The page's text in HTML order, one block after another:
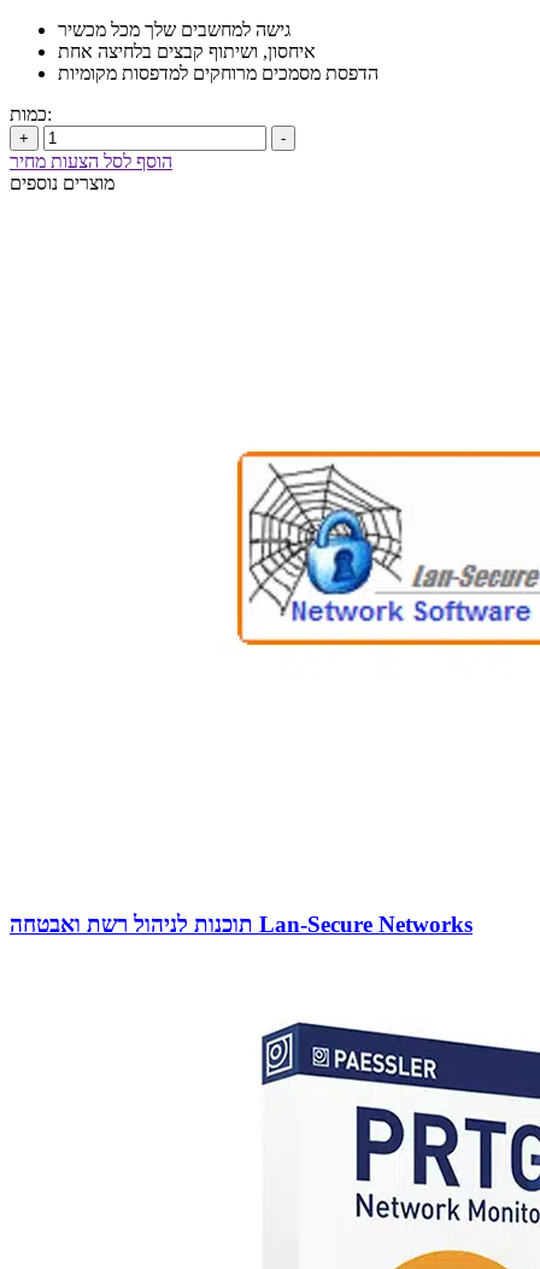
גישה למחשבים שלך מכל מכשיר
איחסון, ושיתוף קבצים בלחיצה אחת
הדפסת מסמכים מרוחקים למדפסות מקומיות
כמות:
+ -
הוסף לסל הצעות מחיר
מוצרים נוספים
תוכנות לניהול רשת ואבטחה Lan-Secure Networks